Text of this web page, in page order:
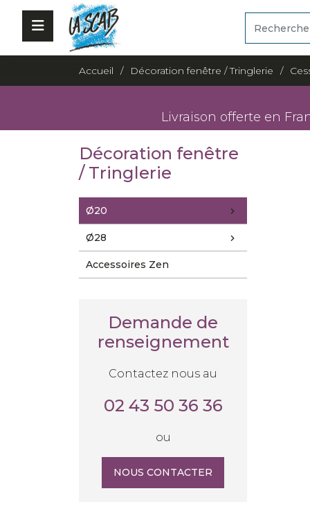
Accueil Décoration fenêtre / Tringlerie
Livraison offerte en
Décoration fenêtre
/ Tringlerie
Ø20
Ø28
Accessoires Zen
Demande de
renseignement
Contactez nous au
02 43 50 36 36
ou
NOUS CONTACTER